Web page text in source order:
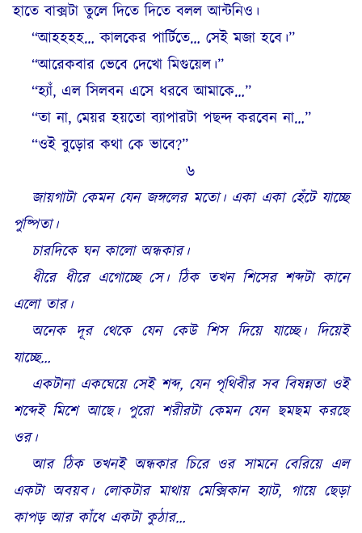
হাতে বাক্সটা তুলে দিতে দিতে বলল আন্টনিও।
“আহহহহ… কালকের পার্টিতে… সেই মজা হবে।”
“আরেকবার ভেবে দেখো মিগুয়েল।”
“হ্যাঁ, এল সিলবন এসে ধরবে আমাকে…”
“তা না, মেয়র হয়তো ব্যাপারটা পছন্দ করবেন না…”
“ওই বুড়োর কথা কে ভাবে?”
৬
জায়গাটা কেমন যেন জঙ্গলের মতো। একা একা হেঁটে যাচ্ছে
পুষ্পিতা।
চারদিকে ঘন কালো অন্ধকার।
ধীরে ধীরে এগোচ্ছে সে। ঠিক তখন শিসের শব্দটা কানে
এলো তার।
অনেক দূর থেকে যেন কেউ শিস দিয়ে যাচ্ছে। দিয়েই
যাচ্ছে…
একটানা একঘেয়ে সেই শব্দ, যেন পৃথিবীর সব বিষন্নতা ওই
শব্দেই মিশে আছে। পুরো শরীরটা কেমন যেন ছমছম করছে
ওর।
আর ঠিক তখনই অন্ধকার চিরে ওর সামনে বেরিয়ে এল
একটা অবয়ব। লোকটার মাথায় মেক্সিকান হ্যাট, গায়ে ছেড়া
কাপড় আর কাঁধে একটা কুঠার…